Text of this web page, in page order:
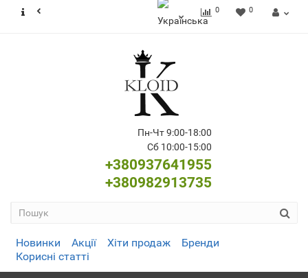
0 0
Пн-Чт 9:00-18:00
Сб 10:00-15:00
+380937641955
+380982913735
Новинки Акції Хіти продаж
Бренди
Корисні статті